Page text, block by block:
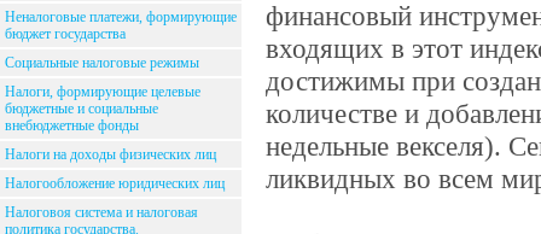
Неналоговые платежи, формирующие
бюджет государства
Социальные налоговые режимы
Налоги, формирующие целевые
бюджетные и социальные
внебюджетные фонды
Налоги на доходы физических лиц
Налогообложение юридических лиц
Налоговоя система и налоговая
политика государства.
финансовый
входящих в этот
достижимы при
количестве и
недельные векселя).
ликвидных во всем